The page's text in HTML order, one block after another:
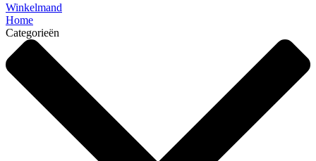
Winkelmand
Home
Categorieën